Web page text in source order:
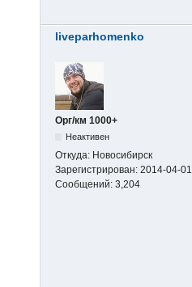
liveparhomenko
Орг/км 1000+
Неактивен
Откуда: Новосибирск
Зарегистрирован: 2014-04-01
Сообщений: 3,204